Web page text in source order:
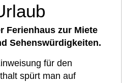
Ferienhaus zur Miete
Sehenswürdigkeiten.
für den
spürt man auf